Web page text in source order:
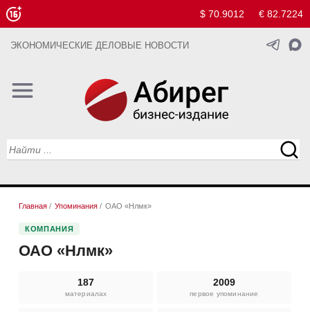
$ 70.9012 € 82.7224
ЭКОНОМИЧЕСКИЕ ДЕЛОВЫЕ НОВОСТИ
Главная / Упоминания / ОАО «Нлмк»
КОМПАНИЯ
ОАО «Нлмк»
187
материалах
2009
первое упоминание